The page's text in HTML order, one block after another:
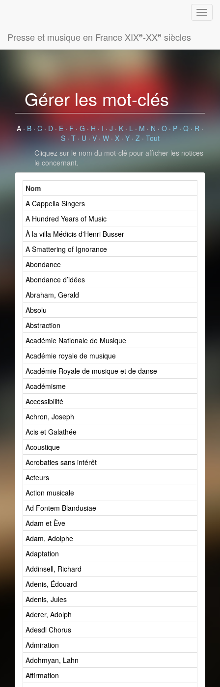
Presse et musique en France XIXe-XXe siècles
Gérer les mot-clés
A · B · C · D · E · F · G · H · I · J · K · L · M · N · O · P · Q · R ·
S· T· U · V· W· X· Y· Z· Tout
Cliquez sur le nom du mot-clé pour afficher les notices
le concernant.
Nom
A Cappella Singers
A Hundred Years of Music
À la villa Médicis d'Henri Busser
A Smattering of Ignorance
Abondance
Abondance d’idées
Abraham, Gerald
Absolu
Abstraction
Académie Nationale de Musique
Académie royale de musique
Académie Royale de musique et de danse
Académisme
Accessibilité
Achron, Joseph
Acis et Galathée
Acoustique
Acrobaties sans intérêt
Acteurs
Action musicale
Ad Fontem Blandusiae
Adam et Ève
Adam, Adolphe
Adaptation
Addinsell, Richard
Adenis, Édouard
Adenis, Jules
Aderer, Adolph
Adesdi Chorus
Admiration
Adohmyan, Lahn
Affirmation